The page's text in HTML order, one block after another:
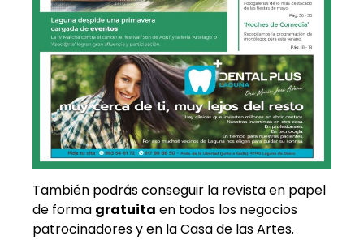
También podrás conseguir la revista en papel
de forma gratuita en todos los negocios
patrocinadores y en la Casa de las Artes.